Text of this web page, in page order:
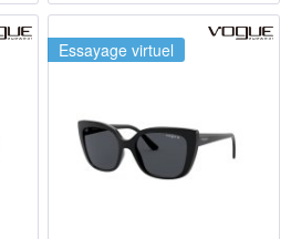
Essayage virtuel